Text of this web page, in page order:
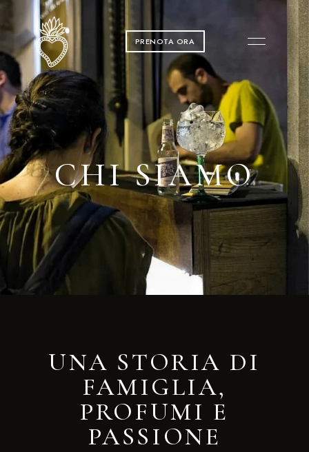
PRENOTA ORA
CHI SIAMO
UNA STORIA DI
FAMIGLIA,
PROFUMI E
PASSIONE